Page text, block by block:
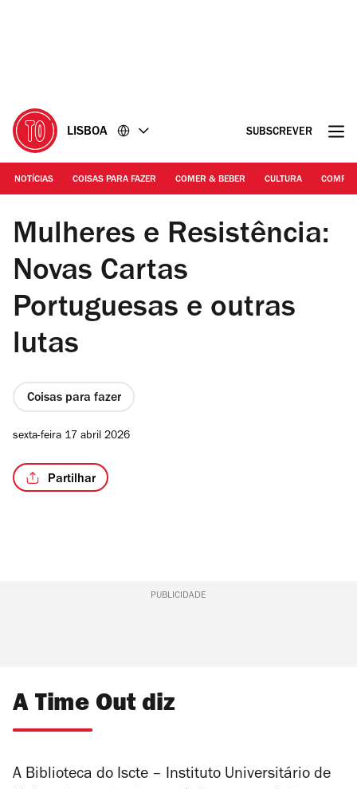
LISBOA SUBSCREVER
NOTÍCIAS COISAS PARA FAZER COMER & BEBER CULTURA
DR
Mulheres e Resistência:
Novas Cartas
Portuguesas e outras
lutas
Coisas para fazer
sexta-feira 17 abril 2026
Partilhar
PUBLICIDADE
A Time Out diz
A Biblioteca do Iscte – Instituto Universitário de